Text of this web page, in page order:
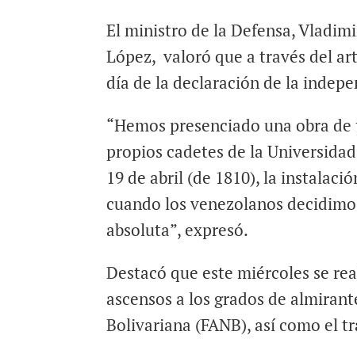
El ministro de la Defensa,
López, valoró que a través del
día de la declaración de la
“Hemos presenciado una obra
propios cadetes de la
19 de abril (de 1810), la
cuando los venezolanos
absoluta”, expresó.
Destacó que este miércoles se
ascensos a los grados de
Bolivariana (FANB), así como el